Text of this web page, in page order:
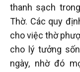
thanh sạch
Thờ. Các quy
cho việc thờ
cho lý tưởng
ngày, nhờ đó